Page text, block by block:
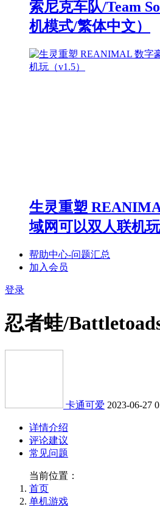
索尼克车队/Team
机模式/繁体中文）
生灵重塑
域网可以双人联机玩
帮助中心-问题汇总
加入会员
登录
忍者蛙/
卡通可爱 2023-06-27 0
详情介绍
评论建议
常见问题
当前位置：
首页
单机游戏